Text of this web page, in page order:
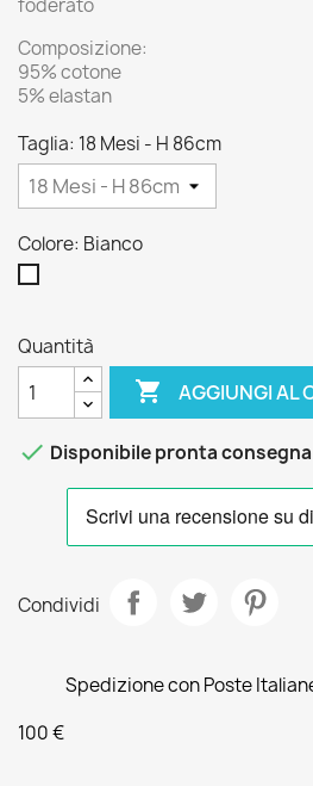
foderato
Composizione:
95% cotone
5% elastan
Taglia: 18 Mesi - H 86cm
Colore: Bianco
Quantità
 AGGIUNGI AL
 Disponibile pronta consegna
Condividi
Spedizione con Poste
100 €